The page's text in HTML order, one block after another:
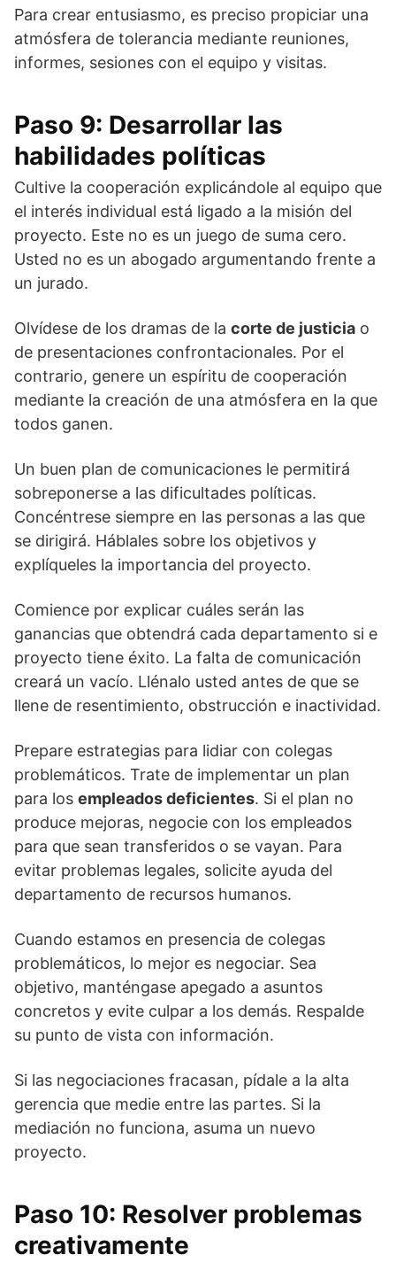
Para crear entusiasmo, es preciso propiciar una
atmósfera de tolerancia mediante reuniones,
informes, sesiones con el equipo y visitas.
Paso 9: Desarrollar las
habilidades políticas
Cultive la cooperación explicándole al equipo que
el interés individual está ligado a la misión del
proyecto. Este no es un juego de suma cero.
Usted no es un abogado argumentando frente a
un jurado.
Olvídese de los dramas de la corte de justicia o
de presentaciones confrontacionales. Por el
contrario, genere un espíritu de cooperación
mediante la creación de una atmósfera en la que
todos ganen.
Un buen plan de comunicaciones le permitirá
sobreponerse a las dificultades políticas.
Concéntrese siempre en las personas a las que
se dirigirá. Háblales sobre los objetivos y
explíqueles la importancia del proyecto.
Comience por explicar cuáles serán las
ganancias que obtendrá cada departamento si e
proyecto tiene éxito. La falta de comunicación
creará un vacío. Llénalo usted antes de que se
llene de resentimiento, obstrucción e inactividad.
Prepare estrategias para lidiar con colegas
problemáticos. Trate de implementar un plan
para los empleados deficientes. Si el plan no
produce mejoras, negocie con los empleados
para que sean transferidos o se vayan. Para
evitar problemas legales, solicite ayuda del
departamento de recursos humanos.
Cuando estamos en presencia de colegas
problemáticos, lo mejor es negociar. Sea
objetivo, manténgase apegado a asuntos
concretos y evite culpar a los demás. Respalde
su punto de vista con información.
Si las negociaciones fracasan, pídale a la alta
gerencia que medie entre las partes. Si la
mediación no funciona, asuma un nuevo
proyecto.
Paso 10: Resolver problemas
creativamente